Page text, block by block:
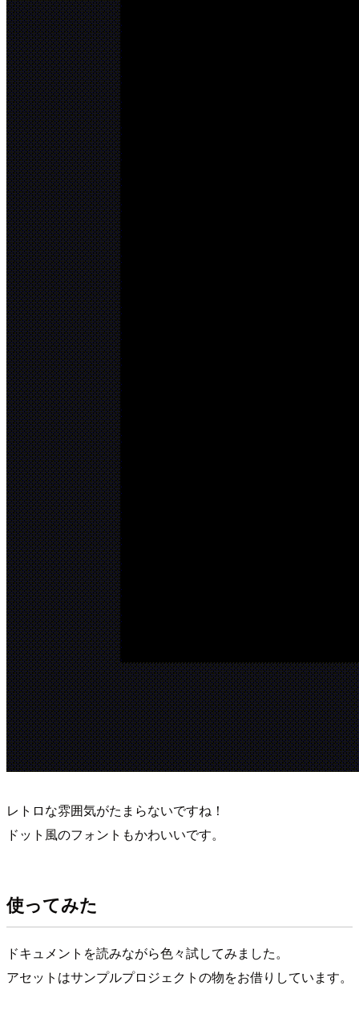
レトロな雰囲気がたまらないですね！
ドット風のフォントもかわいいです。
使ってみた
ドキュメントを読みながら色々試してみました。
アセットはサンプルプロジェクトの物をお借りしています。